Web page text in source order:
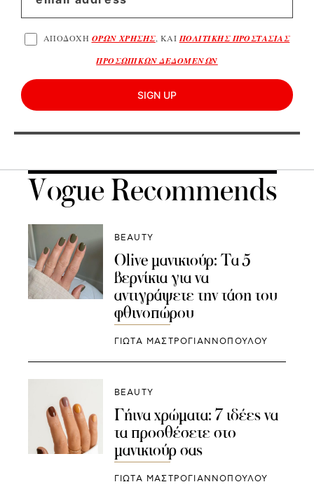
ΑΠΟΔΟΧΗ ΟΡΩΝ ΧΡΗΣΗΣ, ΚΑΙ ΠΟΛΙΤΙΚΗΣ ΠΡΟΣΤΑΣΙΑΣ
ΠΡΟΣΩΠΙΚΩΝ ΔΕΔΟΜΕΝΩΝ
SIGN UP
Vogue Recommends
BEAUTY
Olive μανικιούρ: Τα 5
βερνίκια για να
αντιγράψετε την τάση του
φθινοπώρου
ΓΙΩΤΑ ΜΑΣΤΡΟΓΙΑΝΝΟΠΟΥΛΟΥ
BEAUTY
Γήινα χρώματα: 7 ιδέες να
τα προσθέσετε στο
μανικιούρ σας
ΓΙΩΤΑ ΜΑΣΤΡΟΓΙΑΝΝΟΠΟΥΛΟΥ